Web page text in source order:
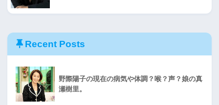
Recent Posts
野際陽子の現在の病気や体調？喉？声？娘の真
瀬樹里。